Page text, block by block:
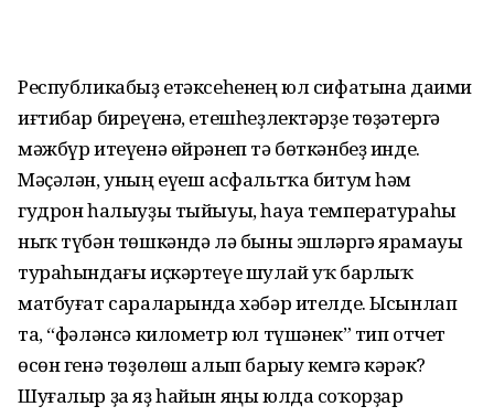
Республикабыҙ етәксеһенең юл сифатына даими
иғтибар бире­үенә, етешһеҙлектәрҙе төҙә­тергә
мәжбүр итеүенә өйрәнеп тә бөт­кәнбеҙ инде.
Мәҫәлән, уның еүеш асфальтҡа битум һәм
гудрон һалыуҙы тыйыуы, һауа темпе­ратураһы
ныҡ түбән төшкәндә лә быны эшләргә ярамауы
тураһын­дағы иҫкәртеүе шулай уҡ барлыҡ
матбуғат сараларында хәбәр ителде. Ысынлап
та, “фәләнсә километр юл түшәнек” тип отчет
өсөн генә төҙөлөш алып барыу кемгә кәрәк?
Шуғалыр ҙа яҙ һайын яңы юлда соҡорҙар